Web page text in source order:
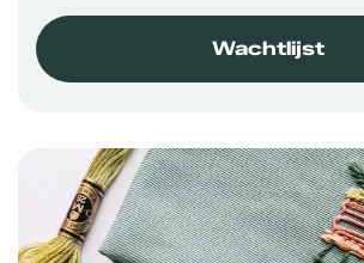
Wachtlijst